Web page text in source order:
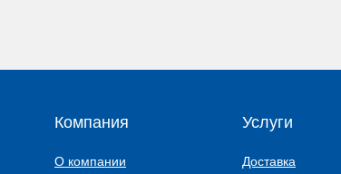
Компания
О компании
Услуги
Доставка